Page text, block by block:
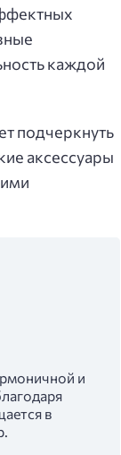
каждой
подчеркнуть
аксессуары
и
в